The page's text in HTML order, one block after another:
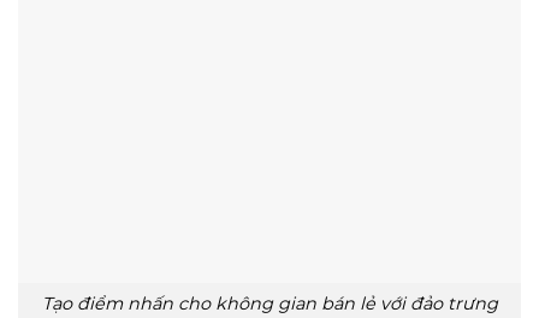
Tạo điểm nhấn cho không gian bán lẻ với đảo trưng